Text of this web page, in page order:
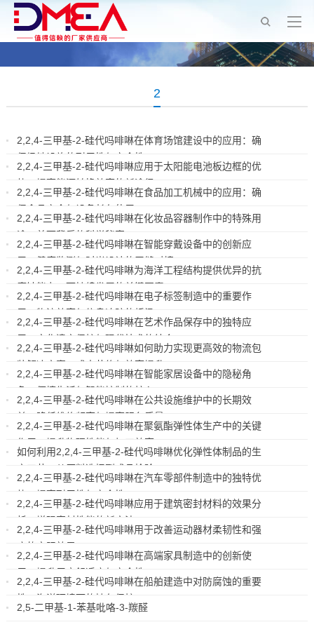
2
2,2,4-三甲基-2-硅代吗啡啉在体育场馆建设中的应用：确
保场地设施的耐用性与安全性
2,2,4-三甲基-2-硅代吗啡啉应用于太阳能电池板边框的优
势：提高能源转换效率的新途径
2,2,4-三甲基-2-硅代吗啡啉在食品加工机械中的应用：确
保食品安全与设备长久使用
2,2,4-三甲基-2-硅代吗啡啉在化妆品容器制作中的特殊用
途：美丽背后的科学秘密
2,2,4-三甲基-2-硅代吗啡啉在智能穿戴设备中的创新应
用：健康监测与时尚设计的无缝对接
2,2,4-三甲基-2-硅代吗啡啉为海洋工程结构提供优异的抗
腐蚀能力：可持续发展的关键因素
2,2,4-三甲基-2-硅代吗啡啉在电子标签制造中的重要作
用：物流效率与信息追踪的桥梁
2,2,4-三甲基-2-硅代吗啡啉在艺术作品保存中的独特应
用：文化遗产保护与现代技术的结合
2,2,4-三甲基-2-硅代吗啡啉如何助力实现更高效的物流包
装解决方案：成本节约与效率提升
2,2,4-三甲基-2-硅代吗啡啉在智能家居设备中的隐秘角
色：便捷生活与智能控制的核心
2,2,4-三甲基-2-硅代吗啡啉在公共设施维护中的长期效
益：降低维修频率与提高服务质量
2,2,4-三甲基-2-硅代吗啡啉在聚氨酯弹性体生产中的关键
作用：提升物理性能与加工效率
如何利用2,2,4-三甲基-2-硅代吗啡啉优化弹性体制品的生
产工艺：从原料选择到成品检验
2,2,4-三甲基-2-硅代吗啡啉在汽车零部件制造中的独特优
势：提高耐用性与安全性
2,2,4-三甲基-2-硅代吗啡啉应用于建筑密封材料的效果分
析：增强密封性能的新方法
2,2,4-三甲基-2-硅代吗啡啉用于改善运动器材柔韧性和强
度的实际效果
2,2,4-三甲基-2-硅代吗啡啉在高端家具制造中的创新使
用：提升用户舒适度与安全性
2,2,4-三甲基-2-硅代吗啡啉在船舶建造中对防腐蚀的重要
性：海洋环境下的持久保护
2,5-二甲基-1-苯基吡咯-3-羰醛